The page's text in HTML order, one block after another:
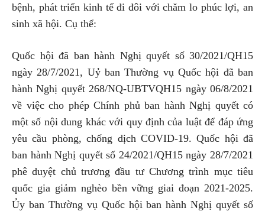
bệnh, phát triển kinh tế đi đôi với chăm lo phúc lợi, an
sinh xã hội. Cụ thể:
Quốc hội đã ban hành Nghị quyết số 30/2021/QH15
ngày 28/7/2021, Uỷ ban Thường vụ Quốc hội đã ban
hành Nghị quyết 268/NQ-UBTVQH15 ngày 06/8/2021
về việc cho phép Chính phủ ban hành Nghị quyết có
một số nội dung khác với quy định của luật để đáp ứng
yêu cầu phòng, chống dịch COVID-19. Quốc hội đã
ban hành Nghị quyết số 24/2021/QH15 ngày 28/7/2021
phê duyệt chủ trương đầu tư Chương trình mục tiêu
quốc gia giảm nghèo bền vững giai đoạn 2021-2025.
Ủy ban Thường vụ Quốc hội ban hành Nghị quyết số